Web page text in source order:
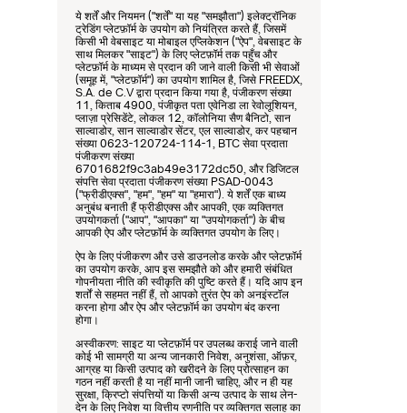
ये शर्तें और नियमन ("शर्तें" या यह "समझौता") इलेक्ट्रॉनिक
ट्रेडिंग प्लेटफ़ॉर्म के उपयोग को नियंत्रित करते हैं, जिसमें
किसी भी वेबसाइट या मोबाइल एप्लिकेशन ("ऐप", वेबसाइट के
साथ मिलकर "साइट") के लिए प्लेटफ़ॉर्म तक पहुँच और
प्लेटफ़ॉर्म के माध्यम से प्रदान की जाने वाली किसी भी सेवाओं
(समूह में, "प्लेटफ़ॉर्म") का उपयोग शामिल है, जिसे FREEDX,
S.A. de C.V द्वारा प्रदान किया गया है, पंजीकरण संख्या
11, किताब 4900, पंजीकृत पता एवेनिडा ला रेवोलूशियन,
प्लाज़ा प्रेसिडेंटे, लोकल 12, कॉलोनिया सैण बैनिटो, सान
साल्वाडोर, सान साल्वाडोर सेंटर, एल साल्वाडोर, कर पहचान
संख्या 0623-120724-114-1, BTC सेवा प्रदाता
पंजीकरण संख्या
6701682f9c3ab49e3172dc50, और डिजिटल
संपत्ति सेवा प्रदाता पंजीकरण संख्या PSAD-0043
("फ्रीडीएक्स", "हम", "हम" या "हमारा"). ये शर्तें एक बाध्य
अनुबंध बनाती हैं फ्रीडीएक्स और आपकी, एक व्यक्तिगत
उपयोगकर्ता ("आप", "आपका" या "उपयोगकर्ता") के बीच
आपकी ऐप और प्लेटफ़ॉर्म के व्यक्तिगत उपयोग के लिए।
ऐप के लिए पंजीकरण और उसे डाउनलोड करके और प्लेटफ़ॉर्म
का उपयोग करके, आप इस समझौते को और हमारी संबंधित
गोपनीयता नीति की स्वीकृति की पुष्टि करते हैं। यदि आप इन
शर्तों से सहमत नहीं हैं, तो आपको तुरंत ऐप को अनइंस्टॉल
करना होगा और ऐप और प्लेटफ़ॉर्म का उपयोग बंद करना
होगा।
अस्वीकरण: साइट या प्लेटफ़ॉर्म पर उपलब्ध कराई जाने वाली
कोई भी सामग्री या अन्य जानकारी निवेश, अनुशंसा, ऑफ़र,
आग्रह या किसी उत्पाद को खरीदने के लिए प्रोत्साहन का
गठन नहीं करती है या नहीं मानी जानी चाहिए, और न ही यह
सुरक्षा, क्रिप्टो संपत्तियों या किसी अन्य उत्पाद के साथ लेन-
देन के लिए निवेश या वित्तीय रणनीति पर व्यक्तिगत सलाह का